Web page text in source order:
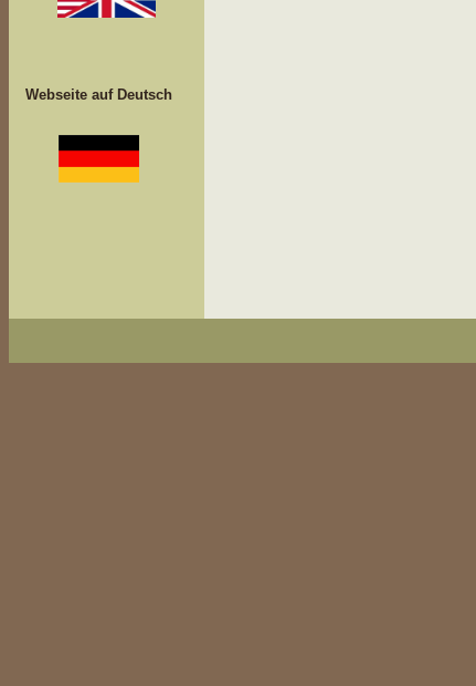
Webseite auf Deutsch